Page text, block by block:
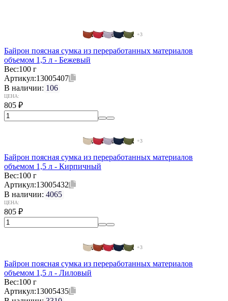
+3
Байрон поясная сумка из переработанных материалов
объемом 1,5 л - Бежевый
Вес:100 г
Артикул:13005407
В наличии: 106
ЦЕНА:
805 ₽
+3
Байрон поясная сумка из переработанных материалов
объемом 1,5 л - Кирпичный
Вес:100 г
Артикул:13005432
В наличии: 4065
ЦЕНА:
805 ₽
+3
Байрон поясная сумка из переработанных материалов
объемом 1,5 л - Лиловый
Вес:100 г
Артикул:13005435